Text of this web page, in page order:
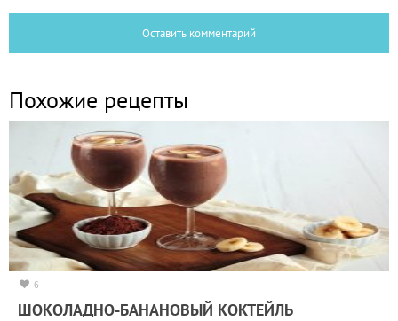
Оставить комментарий
Похожие рецепты
6
ШОКОЛАДНО-БАНАНОВЫЙ КОКТЕЙЛЬ